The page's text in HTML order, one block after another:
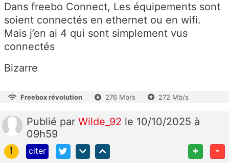
Dans freebo Connect, Les équipements sont
soient connectés en ethernet ou en wifi.
Mais j’en ai 4 qui sont simplement vus
connectés
Bizarre
Freebox révolution 276 Mb/s 272 Mb/s
Publié par Wilde_92 le 10/10/2025 à
09h59
!
citer + -